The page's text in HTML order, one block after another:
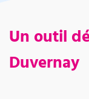
Un outil
Duvernay